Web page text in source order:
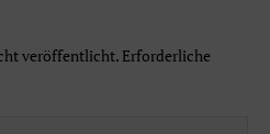
veröffentlicht.Erforderliche